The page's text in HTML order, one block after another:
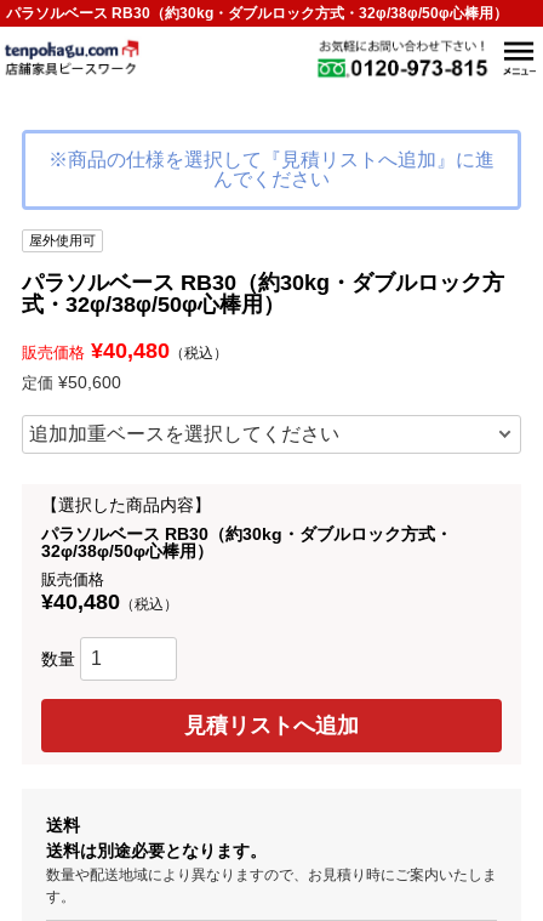
パラソルベース RB30（約30kg・ダブルロック方式・32φ/38φ/50φ心棒用）
※商品の仕様を選択して『見積リストへ追加』に進
んでください
屋外使用可
パラソルベース RB30（約30kg・ダブルロック方
式・32φ/38φ/50φ心棒用）
販売価格¥40,480（税込）
定価 ¥50,600
【選択した商品内容】
パラソルベース RB30（約30kg・ダブルロック方式・
32φ/38φ/50φ心棒用）
販売価格
¥40,480（税込）
数量
送料
送料は別途必要となります。
数量や配送地域により異なりますので、お見積り時にご案内いたしま
す。